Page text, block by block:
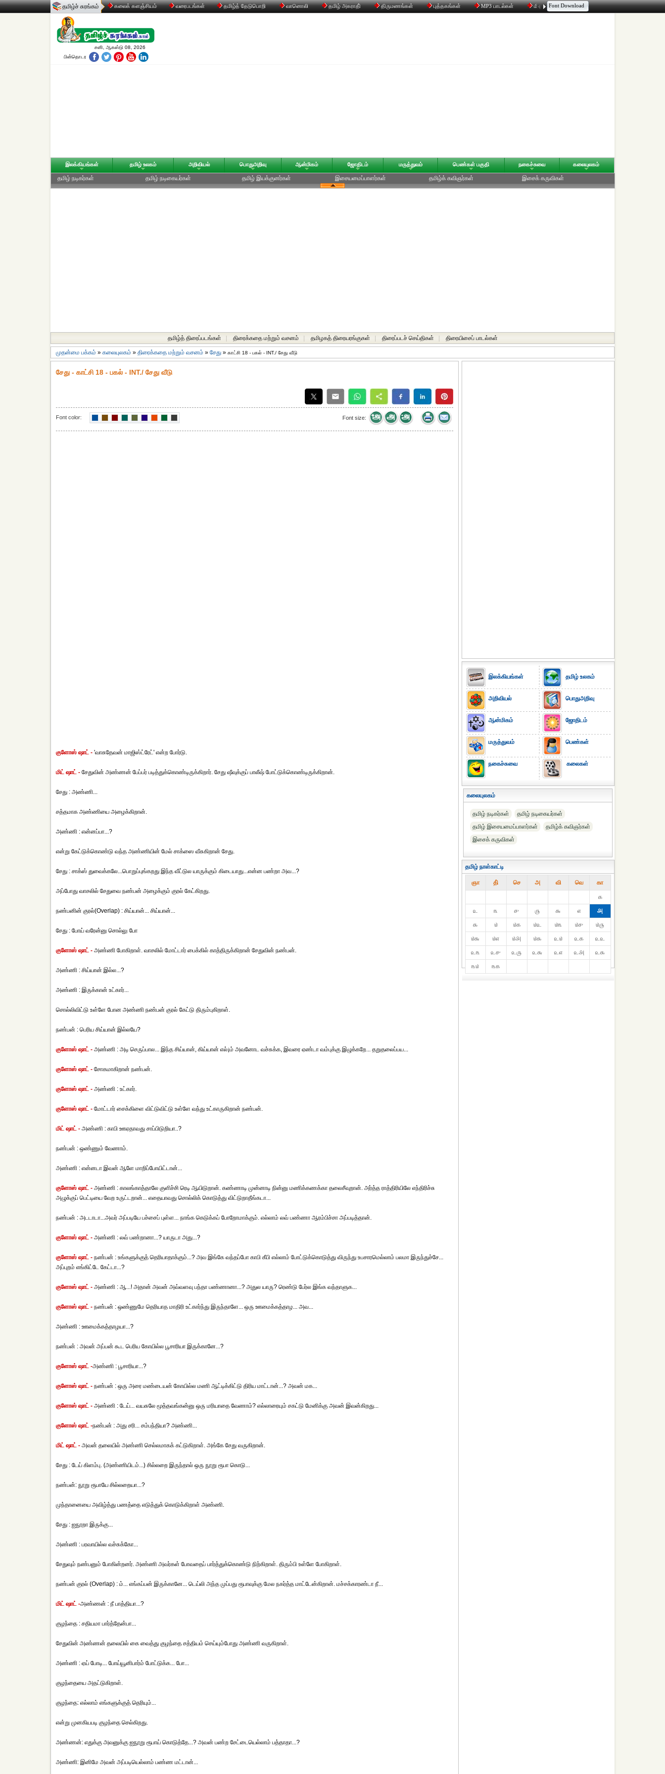
தமிழ்ச் சுரங்கம் கலைக் களஞ்சியம் வரைபடங்கள் தமிழ்த் தேடுபொறி வானொலி தமிழ் அகராதி் திருமணங்கள் புத்தகங்கள் MP3 பாடல்கள் மின்னஞ்சல் திரட்டி உரையாடல்
Font Download
சனி, ஆகஸ்டு 08, 2026
பின்தொடர
இலக்கியங்கள் தமிழ் உலகம் அறிவியல் பொதுஅறிவு ஆன்மிகம் ஜோதிடம் மருத்துவம் பெண்கள் பகுதி நகைச்சுவை கலையுலகம்
தமிழ் நடிகர்கள் தமிழ் நடிகையர்கள் தமிழ் இயக்குனர்கள் இசையமைப்பாளர்கள் தமிழ்க் கவிஞர்கள் இசைக் கருவிகள்
தமிழ்த் திரைப்படங்கள் திரைக்கதை மற்றும் வசனம் தமிழகத் திரையரங்குகள் திரைப்படச் செய்திகள் திரையிசைப் பாடல்கள்
முதன்மை பக்கம் » கலையுலகம் » திரைக்கதை மற்றும் வசனம் » சேது » காட்சி 18 - பகல் - INT./ சேது வீடு
சேது - காட்சி 18 - பகல் - INT./ சேது வீடு
Font color: Font size:
குளோஸ் ஷாட் - 'வாசுதேவன் மாஜிஸ்ட்ரேட்' என்ற போர்டு.
மிட் ஷாட் - சேதுவின் அண்ணன் பேப்பர் படித்துக்கொண்டிருக்கிறார். சேது ஷீவுக்குப் பாலீஷ் போட்டுக்கொண்டிருக்கிறான்.
சேது : அண்ணி...
சத்தமாக அண்ணியை அழைக்கிறான்.
அண்ணி : என்னப்பா...?
என்று கேட்டுக்கொண்டு வந்த அண்ணியின் மேல் சாக்ஸை வீசுகிறான் சேது.
சேது : சாக்ஸ் துவைக்கலே...பொறுப்புங்கறது இந்த வீட்டுல யாருக்கும் கிடையாது...என்ன பண்றா அவ...?
அப்போது வாசலில் சேதுவை நண்பன் அழைக்கும் குரல் கேட்கிறது.
நண்பனின் குரல்(Overlap) : சிய்யான்... சிய்யான்...
சேது : போய் வரேன்னு சொல்லு போ
குளோஸ் ஷாட் - அண்ணி போகிறாள். வாசலில் மோட்டார் பைக்கில் காத்திருக்கிறான் சேதுவின் நண்பன்.
அண்ணி : சிய்யான் இல்ல...?
அண்ணி : இருக்கான் உட்கார்...
சொல்லிவிட்டு உள்ளே போன அண்ணி நண்பன் குரல் கேட்டு திரும்புகிறாள்.
நண்பன் : பெரிய சிய்யான் இல்லயே?
குளோஸ் ஷாட் - அண்ணி : அடி செருப்பால... இந்த சிய்யான், கிய்யான் எல்¡ம் அவனோட வச்சுக்க, இவரை ஏண்டா வம்புக்கு இழுக்கறே... தறுதலைப்பய...
குளோஸ் ஷாட் - சோகமாகிறான் நண்பன்.
குளோஸ் ஷாட் - அண்ணி : உட்கார்.
குளோஸ் ஷாட் - மோட்டார் சைக்கிளை விட்டுவிட்டு உள்ளே வந்து உட்காருகிறான் நண்பன்.
மிட் ஷாட் - அண்ணி : காபி ஊஏதாவது சாப்பிடுறியா..?
நண்பன் : ஒண்ணும் வேணாம்.
அண்ணி : என்னடா இவன் ஆளே மாறிப்போயிட்டான்...
குளோஸ் ஷாட் - அண்ணி : காலங்காத்தாலே குளிச்சி ரெடி ஆயிடுறான். கண்ணாடி முன்னாடி நின்னு மணிக்கணக்கா தலைசீவுறான். அர்த்த ராத்திரியிலே எந்திரிச்சு
அழுக்குப் பெட்டியை வேற உருட்டறான்... எதையாவது சொல்லிக் கொடுத்து விட்டுறாதீங்கடா...
நண்பன் : அடடாடா...அவர் அப்படியே பச்சைப் புள்ள... நாங்க கெடுக்கப் போறோமாக்கும். எல்லாம் லவ் பண்ணா ஆரம்பிச்சா அப்படித்தான்.
குளோஸ் ஷாட் - அண்ணி : லவ் பண்றானா...? யாருடா அது...?
குளோஸ் ஷாட் - நண்பன் : உங்களுக்குத் தெரியாதாக்கும்...? அவ இங்கே வந்தப்போ காபி கீபி எல்லாம் போட்டுக்கொடுத்து விருந்து உபசாரமெல்லாம் பலமா இருந்துச்சே...
அப்புறம் எங்கிட்டே கேட்டா...?
குளோஸ் ஷாட் - அண்ணி : ஆ...! அதான் அவன் அவ்வளவு பந்தா பண்ணானா...? அதுல யாரு? ரெண்டு பேர்ல இங்க வந்தாளுக...
குளோஸ் ஷாட் - நண்பன் : ஒண்ணுமே தெரியாத மாதிரி உட்கார்ந்து இருந்தாளே... ஒரு ஊமைக்கத்தாழ... அவ...
அண்ணி : ஊமைக்கத்தாழயா...?
நண்பன் : அவன் அப்பன் கூட பெரிய கோயில்ல பூசாரியா இருக்கானே...?
குளோஸ் ஷாட் -அண்ணி : பூசாரியா...?
குளோஸ் ஷாட் - நண்பன் : ஒரு அரை மண்டையன் கோயில்ல மணி ஆட்டிக்கிட்டு திரிய மாட்டான்...? அவன் மக...
குளோஸ் ஷாட் - அண்ணி : டேய்... வயசுலே மூத்தவங்கன்னு ஒரு மரியாதை வேணாம்? எல்லாரையும் சகட்டு மேனிக்கு அவன் இவன்கிறது...
குளோஸ் ஷாட் -நண்பன் : அது சரி... சம்பந்தியா? அண்ணி...
மிட் ஷாட் - அவன் தலையில் அண்ணி செல்லமாகக் கட்டுகிறாள். அங்கே சேது வருகிறான்.
சேது : டேய் கிளம்பு. (அண்ணியிடம்...) சில்லறை இருந்தால் ஒரு நூறு ரூபா கொடு...
நண்பன்: நூறு ரூபாயே சில்லறையா...?
முந்தானையை அவிழ்த்து பணத்தை எடுத்துக் கொடுக்கிறாள் அண்ணி.
சேது : ஐநூறா இருக்கு...
அண்ணி : பரவாயில்ல வச்சுக்கோ...
சேதுவும் நண்பனும் போகின்றனர். அண்ணி அவர்கள் போவதைப் பார்த்துக்கொண்டு நிற்கிறாள். திரும்பி உள்ளே போகிறாள்.
நண்பன் குரல் (Overlap) : ம்... எங்கப்பன் இருக்கானே... டெய்லி அந்த முப்பது ரூபாவுக்கு மேல நகர்த்த மாட்டேன்கிறான். மச்சக்காரண்டா நீ...
மிட் ஷாட் -அண்ணன் : நீ பாத்தியா...?
குழந்தை : சதியமா பார்த்தேன்பா...
சேதுவின் அண்ணன் தலையில் கை வைத்து குழந்தை சத்தியம் செய்யும்போது அண்ணி வருகிறாள்.
அண்ணி : ஏய் போடி... போய்யூனிபார்ம் போட்டுக்க... போ...
குழந்தையை அதட்டுகிறாள்.
குழந்தை: எல்லாம் எங்களுக்குத் தெரியும்...
என்று முனகியபடி குழந்தை செல்கிறது.
அண்ணன்: எதுக்கு அவனுக்கு ஐநூறு ரூபாய் கொடுத்தே...? அவன் பண்ற சேட்டையெல்லாம் பத்தாதா...?
அண்ணி: இனிமே அவன் அப்படியெல்லாம் பண்ண மட்டான்...
இலக்கியங்கள்
அறிவியல்
ஆன்மிகம்
மருத்துவம்
நகைச்சுவை
தமிழ் உலகம்
பொதுஅறிவு
ஜோதிடம்
பெண்கள்
கலைகள்
கலையுலகம்
தமிழ் நடிகர்கள்
தமிழ் நடிகையர்கள்
தமிழ் இசையமைப்பாளர்கள்
தமிழ்க் கவிஞர்கள்
இசைக் கருவிகள்
தமிழ் நாள்காட்டி
ஞா தி் செ அ வி வெ கா
௧
௨
௩ ௪ ௫ ௬ ௭
௮
௯
௰ ௰௧ ௰௨ ௰௩ ௰௪
௰௫
௰௬
௰௭ ௰௮ ௰௯ ௨௰ ௨௧
௨௨
௨௩
௨௪ ௨௫ ௨௬ ௨௭ ௨௮
௨௯
௩௰
௩௧